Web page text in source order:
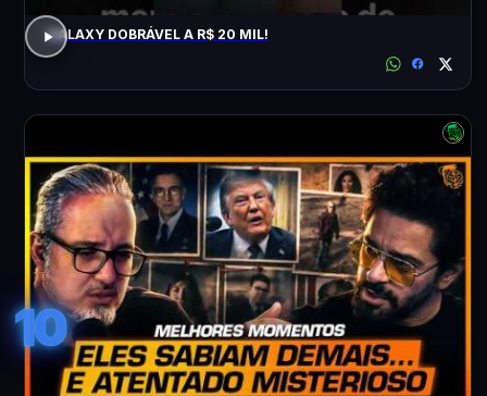
GALAXY DOBRÁVEL A R$ 20 MIL!
10